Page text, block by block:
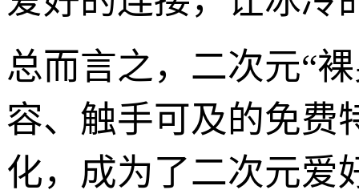
总而言之，二次元“
容、触手可及的免费
化，成为了二次元爱